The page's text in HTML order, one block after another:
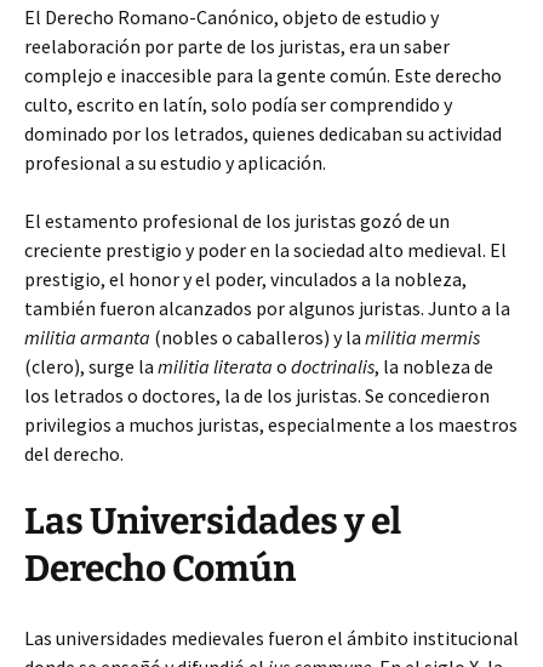
El Derecho Romano-Canónico, objeto de estudio y
reelaboración por parte de los juristas, era un saber
complejo e inaccesible para la gente común. Este derecho
culto, escrito en latín, solo podía ser comprendido y
dominado por los letrados, quienes dedicaban su actividad
profesional a su estudio y aplicación.
El estamento profesional de los juristas gozó de un
creciente prestigio y poder en la sociedad alto medieval. El
prestigio, el honor y el poder, vinculados a la nobleza,
también fueron alcanzados por algunos juristas. Junto a la
militia armanta (nobles o caballeros) y la militia mermis
(clero), surge la militia literata o doctrinalis, la nobleza de
los letrados o doctores, la de los juristas. Se concedieron
privilegios a muchos juristas, especialmente a los maestros
del derecho.
Las Universidades y el
Derecho Común
Las universidades medievales fueron el ámbito institucional